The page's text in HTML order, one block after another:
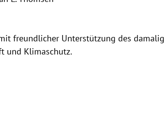
freundlicher Unterstützung des
und Klimaschutz.